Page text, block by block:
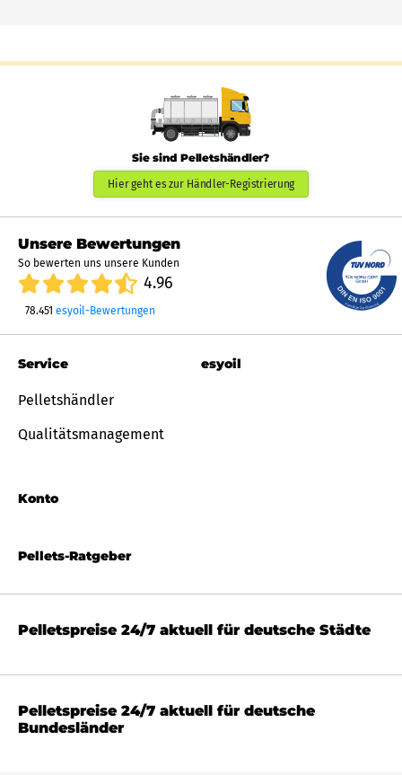
Sie sind Pelletshändler?
Hier geht es zur Händler-Registrierung
Unsere Bewertungen
So bewerten uns unsere Kunden
4.96
78.451 esyoil-Bewertungen
Pellets-Ratgeber
Service
Pelletshändler
Qualitätsmanagement
Konto
esyoil
Pelletspreise 24/7 aktuell für deutsche Städte
Pelletspreise 24/7 aktuell für deutsche
Bundesländer